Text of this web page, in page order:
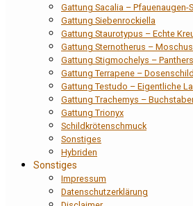
Gattung Sacalia –
Gattung Siebenrockiella
Gattung Staurotypus – Echte
Gattung Sternotherus –
Gattung Stigmochelys –
Gattung Terrapene –
Gattung Testudo – Eigentliche
Gattung Trachemys –
Gattung Trionyx
Schildkrötenschmuck
Sonstiges
Hybriden
Sonstiges
Impressum
Datenschutzerklärung